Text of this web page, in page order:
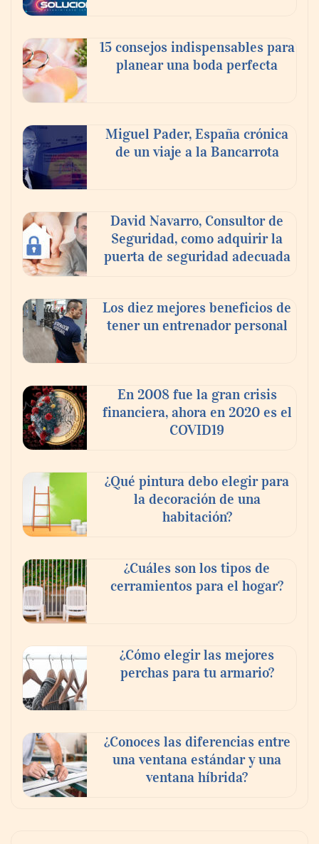
En el Día de la Cerveza, Grupo Modelo
mundo elige para reunirse: 7 de cada 10 la
escogen
compromiso para el eclipse solar del 12 de
agosto
‘El ransomware se puede vencer. No
Ricardo Palacio Escobar
15 consejos indispensables para
planear una boda perfecta
Miguel Pader, España crónica
de un viaje a la Bancarrota
David Navarro, Consultor de
Seguridad, como adquirir la
puerta de seguridad adecuada
Los diez mejores beneficios de
tener un entrenador personal
En 2008 fue la gran crisis
financiera, ahora en 2020 es el
COVID19
¿Qué pintura debo elegir para
la decoración de una
habitación?
¿Cuáles son los tipos de
cerramientos para el hogar?
¿Cómo elegir las mejores
perchas para tu armario?
¿Conoces las diferencias entre
una ventana estándar y una
ventana híbrida?